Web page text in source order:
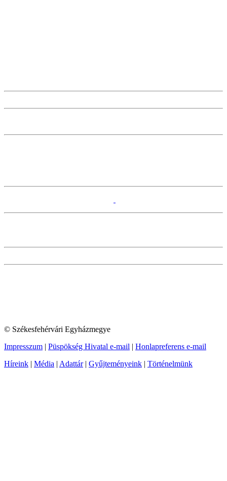
© Székesfehérvári Egyházmegye
Impresszum | Püspökség Hivatal e-mail | Honlapreferens e-mail
Híreink | Média | Adattár| Gyűjteményeink | Történelmünk